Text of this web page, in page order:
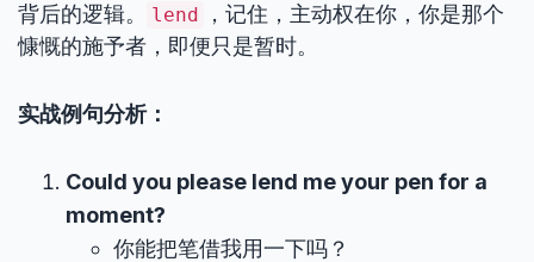
背后的逻辑。
lend
，记住，主动权在你，你是那个
慷慨的施予者，即便只是暂时。
实战例句分析：
Could you please lend me your pen for a
moment?
你能把笔借我用一下吗？